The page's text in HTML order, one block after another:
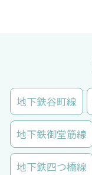
地下鉄谷町線
地下鉄御堂筋線
地下鉄四つ橋線